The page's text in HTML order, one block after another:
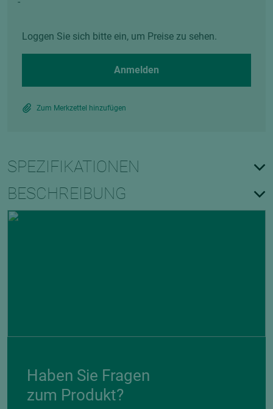
Loggen Sie sich bitte ein, um Preise zu sehen.
Anmelden
Zum Merkzettel hinzufügen
SPEZIFIKATIONEN
BESCHREIBUNG
Haben Sie Fragen
zum Produkt?